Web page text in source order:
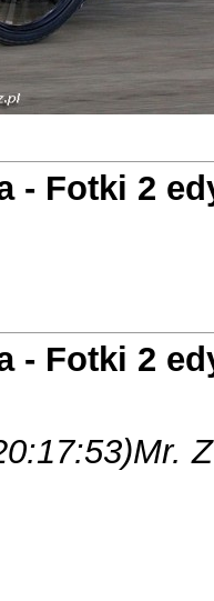
- Fotki 2
- Fotki 2
Mr.